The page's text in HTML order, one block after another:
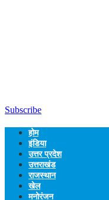
Subscribe
होम
इंडिया
उत्तर प्रदेश
उत्तराखंड
राजस्थान
खेल
मनोरंजन